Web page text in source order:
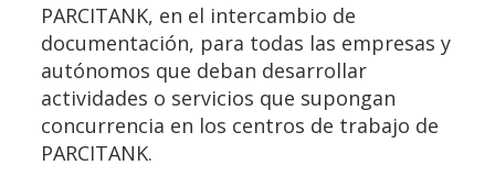
PARCITANK, en el intercambio de
documentación, para todas las empresas y
autónomos que deban desarrollar
actividades o servicios que supongan
concurrencia en los centros de trabajo de
PARCITANK.